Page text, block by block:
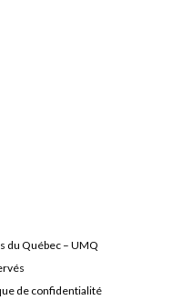
du Québec – UMQ
de confidentialité